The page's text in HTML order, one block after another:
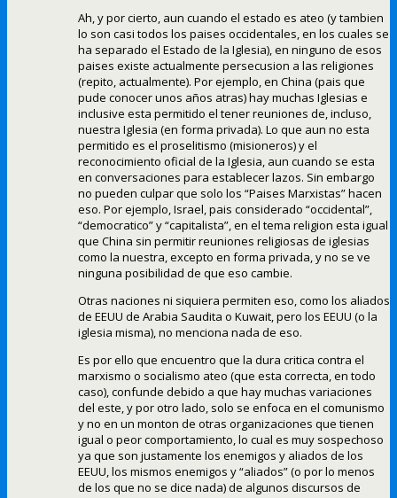
Ah, y por cierto, aun cuando el estado es ateo (y tambien
lo son casi todos los paises occidentales, en los cuales se
ha separado el Estado de la Iglesia), en ninguno de esos
paises existe actualmente persecusion a las religiones
(repito, actualmente). Por ejemplo, en China (pais que
pude conocer unos años atras) hay muchas Iglesias e
inclusive esta permitido el tener reuniones de, incluso,
nuestra Iglesia (en forma privada). Lo que aun no esta
permitido es el proselitismo (misioneros) y el
reconocimiento oficial de la Iglesia, aun cuando se esta
en conversaciones para establecer lazos. Sin embargo
no pueden culpar que solo los “Paises Marxistas” hacen
eso. Por ejemplo, Israel, pais considerado “occidental”,
“democratico” y “capitalista”, en el tema religion esta igual
que China sin permitir reuniones religiosas de iglesias
como la nuestra, excepto en forma privada, y no se ve
ninguna posibilidad de que eso cambie.
Otras naciones ni siquiera permiten eso, como los aliados
de EEUU de Arabia Saudita o Kuwait, pero los EEUU (o la
iglesia misma), no menciona nada de eso.
Es por ello que encuentro que la dura critica contra el
marxismo o socialismo ateo (que esta correcta, en todo
caso), confunde debido a que hay muchas variaciones
del este, y por otro lado, solo se enfoca en el comunismo
y no en un monton de otras organizaciones que tienen
igual o peor comportamiento, lo cual es muy sospechoso
ya que son justamente los enemigos y aliados de los
EEUU, los mismos enemigos y “aliados” (o por lo menos
de los que no se dice nada) de algunos discursos de